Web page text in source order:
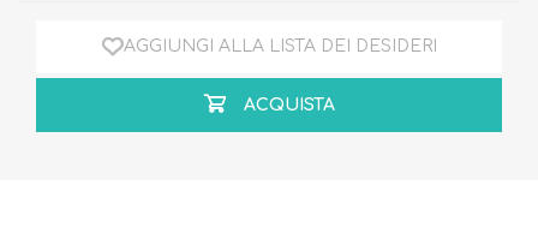
AGGIUNGI ALLA LISTA DEI DESIDERI
ACQUISTA